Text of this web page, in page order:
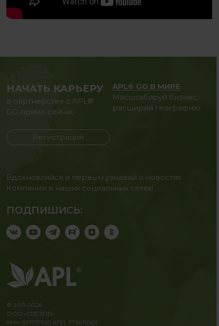
НАЧАТЬ КАРЬЕРУ
в партнерстве с APL®
GO прямо сейчас
Регистрация
APL® GO В МИРЕ
Масштабируй бизнес,
расширяй географию.
Вдохновляйся и первым узнавай о новостях
Компании в наших социальных сетях!
ПОДПИШИСЬ:
© 2011-2026
ООО «ГЛБЭПЛ»
ИНН: 9717171510 КПП: 771501001